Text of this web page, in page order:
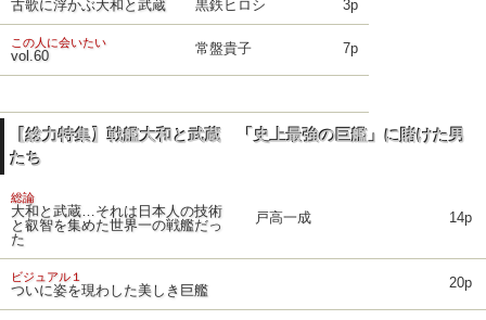
古歌に浮かぶ大和と武蔵 黒鉄ヒロシ 3p
この人に会いたい
vol.60 常盤貴子 7p
【総力特集】戦艦大和と武蔵 「史上最強の巨艦」に賭けた男
たち
総論
大和と武蔵…それは日本人の技術
と叡智を集めた世界一の戦艦だっ
た
戸高一成 14p
ビジュアル１
ついに姿を現わした美しき巨艦 20p